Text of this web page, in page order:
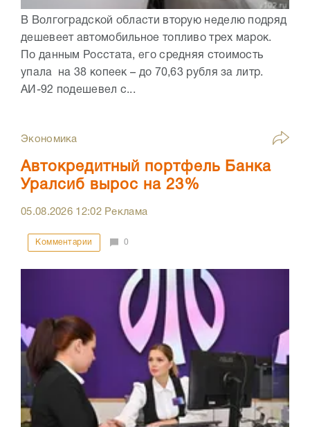
В Волгоградской области вторую неделю подряд
дешевеет автомобильное топливо трех марок.
По данным Росстата, его средняя стоимость
упала на 38 копеек – до 70,63 рубля за литр.
АИ-92 подешевел с...
Экономика
Автокредитный портфель Банка
Уралсиб вырос на 23%
05.08.2026 12:02Реклама
Комментарии 0